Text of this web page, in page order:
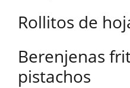
Rollitos de
Berenjenas
pistachos